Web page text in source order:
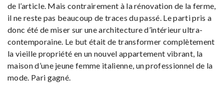
de l’article. Mais contrairement à la rénovation de la ferme,
il ne reste pas beaucoup de traces du passé. Le parti pris a
donc été de miser sur une architecture d’intérieur ultra-
contemporaine. Le but était de transformer complètement
la vieille propriété en un nouvel appartement vibrant, la
maison d’une jeune femme italienne, un professionnel de la
mode. Pari gagné.